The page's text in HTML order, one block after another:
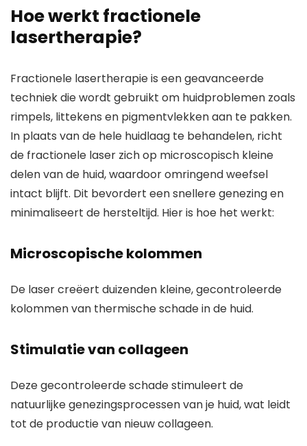
Hoe werkt fractionele
lasertherapie?
Fractionele lasertherapie is een geavanceerde
techniek die wordt gebruikt om huidproblemen zoals
rimpels, littekens en pigmentvlekken aan te pakken.
In plaats van de hele huidlaag te behandelen, richt
de fractionele laser zich op microscopisch kleine
delen van de huid, waardoor omringend weefsel
intact blijft. Dit bevordert een snellere genezing en
minimaliseert de hersteltijd. Hier is hoe het werkt:
Microscopische kolommen
De laser creëert duizenden kleine, gecontroleerde
kolommen van thermische schade in de huid.
Stimulatie van collageen
Deze gecontroleerde schade stimuleert de
natuurlijke genezingsprocessen van je huid, wat leidt
tot de productie van nieuw collageen.